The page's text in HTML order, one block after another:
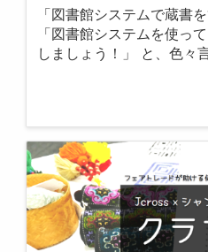
「図書館システムで蔵書
「図書館システムを使っ
しましょう！」 と、色々